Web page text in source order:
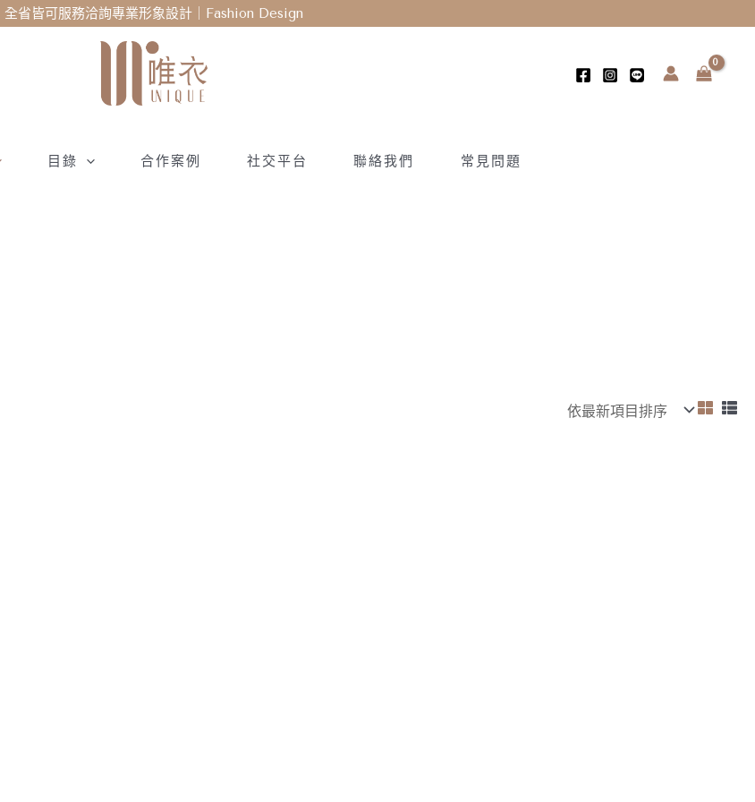
全省皆可服務洽詢專業形象設計｜Fashion Design
目錄 合作案例 社交平台 聯絡我們 常見問題